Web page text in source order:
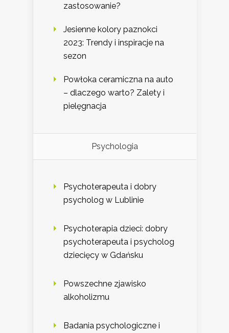
zastosowanie?
Jesienne kolory paznokci
2023: Trendy i inspiracje na
sezon
Powłoka ceramiczna na auto
– dlaczego warto? Zalety i
pielęgnacja
Psychologia
Psychoterapeuta i dobry
psycholog w Lublinie
Psychoterapia dzieci: dobry
psychoterapeuta i psycholog
dziecięcy w Gdańsku
Powszechne zjawisko
alkoholizmu
Badania psychologiczne i